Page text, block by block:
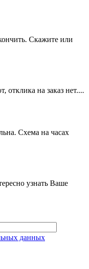
Скажите или
отклика на заказ нет....
Схема на часах
узнать Ваше
данных